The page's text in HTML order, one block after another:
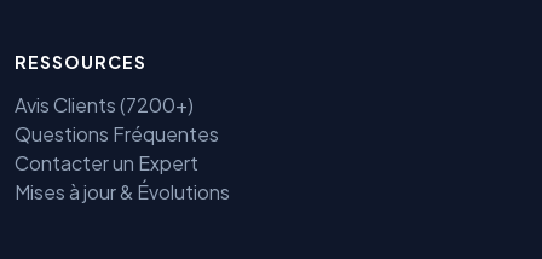
RESSOURCES
Avis Clients (7200+)
Questions Fréquentes
Contacter un Expert
Mises à jour & Évolutions